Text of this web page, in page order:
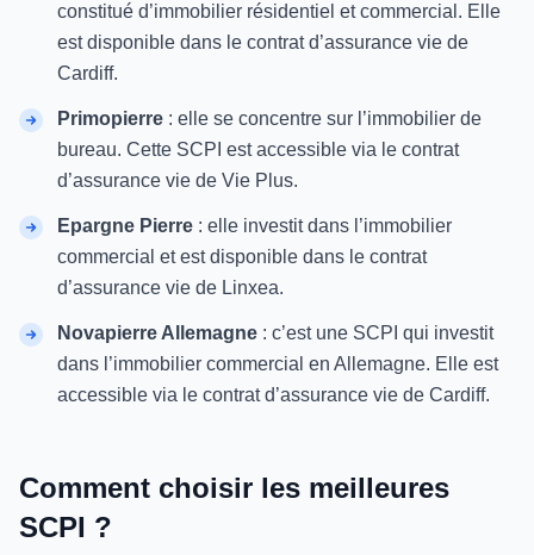
constitué d’immobilier résidentiel et commercial. Elle
est disponible dans le contrat d’assurance vie de
Cardiff.
Primopierre : elle se concentre sur l’immobilier de
bureau. Cette SCPI est accessible via le contrat
d’assurance vie de Vie Plus.
Epargne Pierre : elle investit dans l’immobilier
commercial et est disponible dans le contrat
d’assurance vie de Linxea.
Novapierre Allemagne : c’est une SCPI qui investit
dans l’immobilier commercial en Allemagne. Elle est
accessible via le contrat d’assurance vie de Cardiff.
Comment choisir les meilleures
SCPI ?